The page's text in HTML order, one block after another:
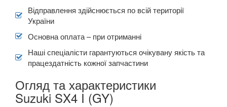
Відправлення здійснюється по всій території
України
Основна оплата – при отриманні
Наші спеціалісти гарантуються очікувану якість та
працездатність кожної запчастини
Огляд та характеристики
Suzuki SX4 I (GY)